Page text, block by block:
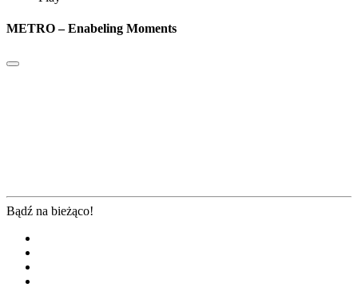
METRO – Enabeling Moments
Bądź na bieżąco!